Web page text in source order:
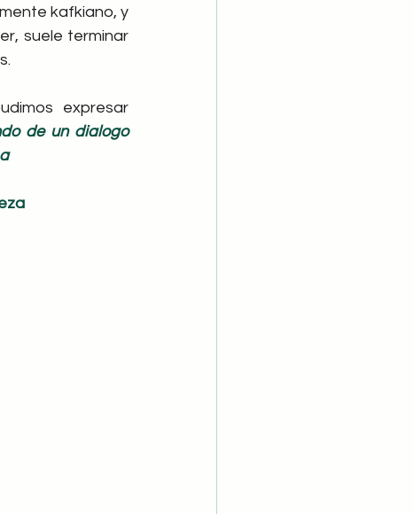
kafkiano, y
suele terminar
expresar
de un dialogo